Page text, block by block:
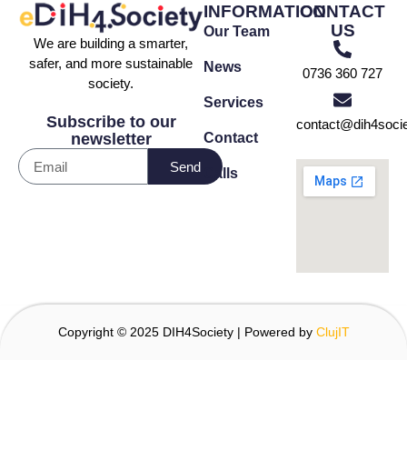
We are building a smarter,
safer, and more sustainable
society.
Subscribe to our
newsletter
Send
INFORMATION
Our Team
News
Services
Contact
Calls
CONTACT
US
0736 360 727
Copyright © 2025 DIH4Society | Powered by ClujIT